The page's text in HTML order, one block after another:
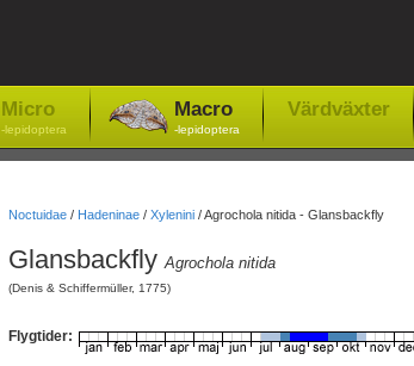
Micro
-lepidoptera
Macro
-lepidoptera
Värdväxter
Noctuidae/ Hadeninae/ Xylenini/Agrochola nitida - Glansbackfly
Glansbackfly Agrochola nitida
(Denis & Schiffermüller, 1775)
Flygtider: